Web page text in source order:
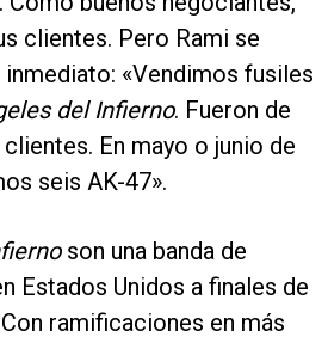
clientes. Pero Rami se
«Vendimos fusiles
del Infierno. Fueron de
En mayo o junio de
seis AK-47».
son una banda de
Estados Unidos a finales de
ramificaciones en más